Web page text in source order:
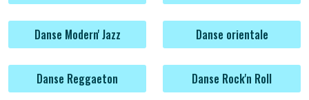
Danse Modern' Jazz Danse orientale
Danse Reggaeton Danse Rock'n Roll